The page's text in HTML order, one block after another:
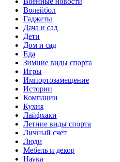
Волейбол
Гаджеты
Дача и сад
Дети
Дом и сад
Еда
Зимние виды спорта
Игры
Импортозамещение
Истории
Компании
Кухня
Лайфхаки
Летние виды спорта
Личный счет
Люди
Мебель и декор
Наука